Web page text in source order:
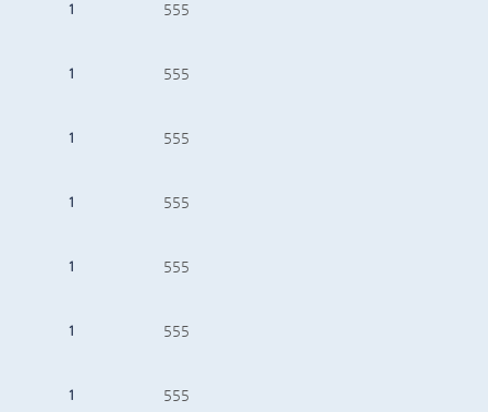
1 555
1 555
1 555
1 555
1 555
1 555
1 555